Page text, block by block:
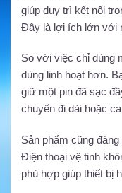
giúp duy trì kết nối
Đây là lợi ích lớn với
So với việc chỉ dùng
dùng linh hoạt hơn.
giữ một pin đã sạc
chuyến đi dài hoặc
Sản phẩm cũng
Điện thoại vệ tinh
phù hợp giúp thiết bị